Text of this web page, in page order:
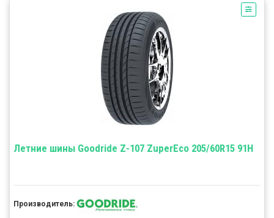
Летние шины Goodride Z-107 ZuperEco 205/60R15 91H
Производитель: